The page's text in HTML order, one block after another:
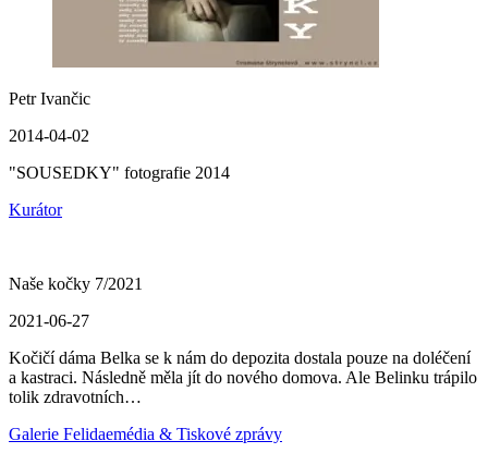
Petr Ivančic
2014-04-02
"SOUSEDKY" fotografie 2014
Kurátor
Naše kočky 7/2021
2021-06-27
Kočičí dáma Belka se k nám do depozita dostala pouze na doléčení
a kastraci. Následně měla jít do nového domova. Ale Belinku trápilo
tolik zdravotních…
Galerie Felidaemédia & Tiskové zprávy